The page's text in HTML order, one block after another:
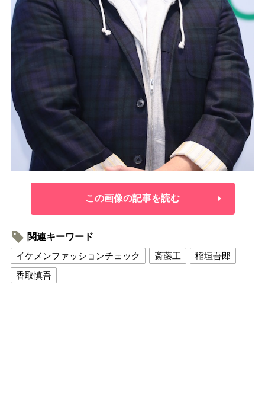
この画像の記事を読む
関連キーワード
イケメンファッションチェック
斎藤工
稲垣吾郎
香取慎吾